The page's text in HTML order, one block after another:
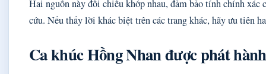
Hai nguồn này đối chiếu khớp nhau, đảm bảo tính chính xác
cứu. Nếu thấy lời khác biệt trên các trang khác, hãy ưu tiên
Ca khúc Hồng Nhan được phát